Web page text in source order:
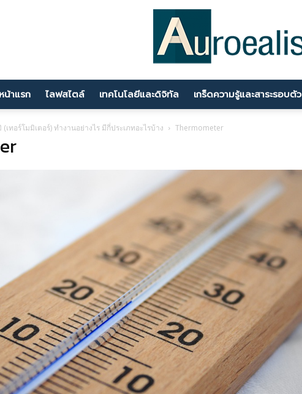
นานา
ความ
รู้
หน้าแรก ไลฟสไตล์ เทคโนโลยีและดิจิทัล เกร็ดความรู้และสาระรอบตัว
ทอร์โมมิเตอร์) ทำงานอย่างไร มีกี่ประเภทอะไรบ้าง Thermometer